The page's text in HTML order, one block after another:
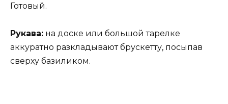
Готовый.
Рукава: на доске или большой тарелке
аккуратно разкладывают брускетту, посыпав
сверху базиликом.